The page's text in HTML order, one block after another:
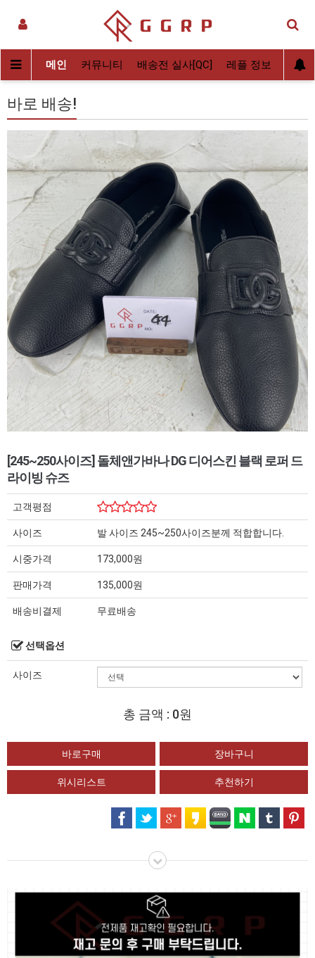
메인 커뮤니티 배송전 실사[QC] 레플 정보 후기
바로 배송!
[245~250사이즈] 돌체앤가바나 DG 디어스킨 블랙 로퍼 드
라이빙 슈즈
고객평점
사이즈 발 사이즈 245~250사이즈분께 적합합니다.
시중가격 173,000원
판매가격 135,000원
배송비결제 무료배송
선택옵션
사이즈
총 금액 : 0원
위시리스트 추천하기